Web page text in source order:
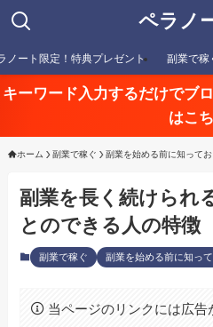
ペラノ
ノート限定！特典プレゼント 副業で稼
キーワード入力するだけでブ
はこ
ホーム 副業で稼ぐ 副業を始める前に知って
副業を長く続けられ
とのできる人の特徴
副業で稼ぐ 副業を始める前に知っ
当ページのリンクには広告